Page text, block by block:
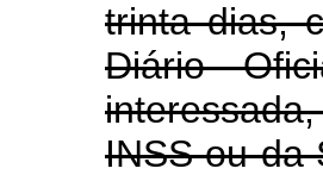
trinta dias,
Diário
INSS ou da